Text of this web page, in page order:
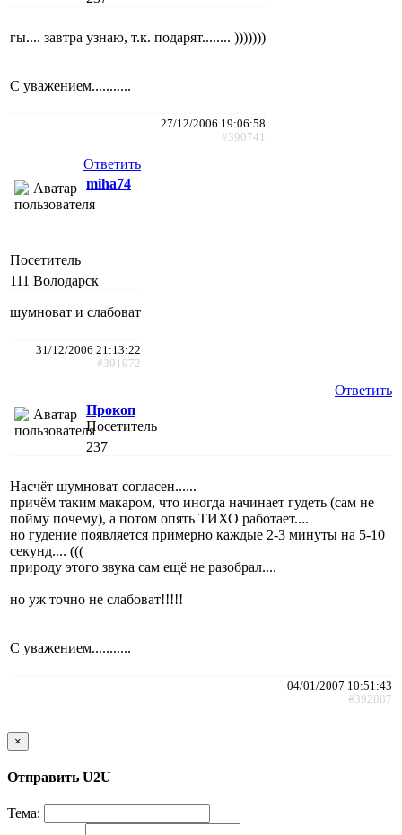
гы.... завтра узнаю, т.к. подарят........ )))))))
С уважением...........
27/12/2006 19:06:58
#390741
Ответить
miha74
Посетитель
111 Володарск
шумноват и слабоват
31/12/2006 21:13:22
#391972
Ответить
Прокоп
Посетитель
237
Насчёт шумноват согласен......
причём таким макаром, что иногда начинает гудеть (сам не
пойму почему), а потом опять ТИХО работает....
но гудение появляется примерно каждые 2-3 минуты на 5-10
секунд.... (((
природу этого звука сам ещё не разобрал....
но уж точно не слабоват!!!!!
С уважением...........
04/01/2007 10:51:43
#392887
×
Отправить U2U
Тема: